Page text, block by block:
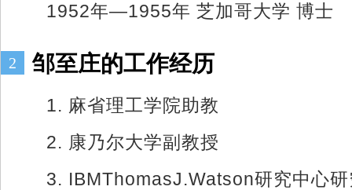
1952年—1955年 芝加哥大学 博士
2 邹至庄的工作经历
1. 麻省理工学院助教
2. 康乃尔大学副教授
3. IBMThomasJ.Watson研究中心